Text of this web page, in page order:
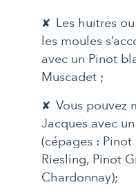
Les huitres ou
les moules
avec un Pinot
Muscadet ;
Vous pouvez
Jacques avec
(cépages :
Riesling, Pinot
Chardonnay);